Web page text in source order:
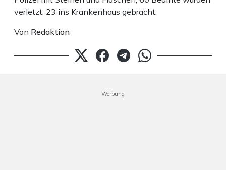
verletzt, 23 ins Krankenhaus gebracht.
Von Redaktion
Werbung